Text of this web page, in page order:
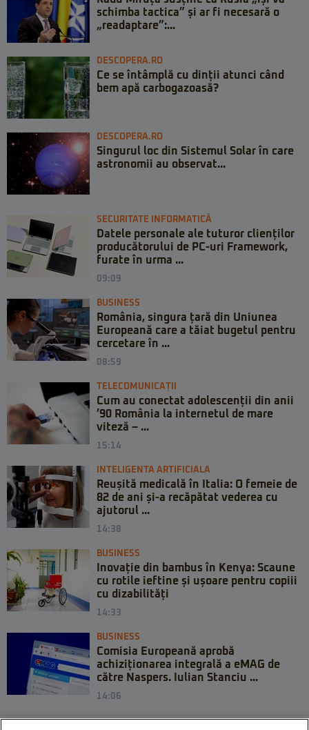
schimba tactica” și ar fi necesară o
„readaptare”:...
DESCOPERA.RO
Ce se întâmplă cu dinții atunci când
bem apă carbogazoasă?
DESCOPERA.RO
Singurul loc din Sistemul Solar în care
astronomii au observat...
SECURITATE INFORMATICĂ
Datele personale ale tuturor clienților
producătorului de PC-uri Framework,
furate în urma ...
09:09
BUSINESS
România, singura țară din Uniunea
Europeană care a tăiat bugetul pentru
cercetare în ...
08:59
TELECOMUNICAȚII
Cum au conectat adolescenții din anii
’90 România la internetul de mare
viteză – ...
15:14
INTELIGENTA ARTIFICIALA
Reușită medicală în Italia: O femeie de
82 de ani și-a recăpătat vederea cu
ajutorul ...
14:38
BUSINESS
Inovație din bambus în Kenya: Scaune
cu rotile ieftine și ușoare pentru copiii
cu dizabilități
14:33
BUSINESS
Comisia Europeană aprobă
achiziționarea integrală a eMAG de
către Naspers. Iulian Stanciu ...
14:06